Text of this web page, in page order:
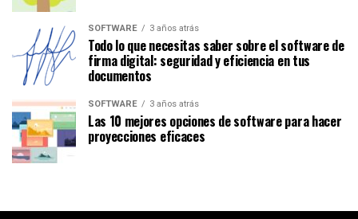
SOFTWARE 3 años atrás
Todo lo que necesitas saber sobre el software de
firma digital: seguridad y eficiencia en tus
documentos
SOFTWARE 3 años atrás
Las 10 mejores opciones de software para hacer
proyecciones eficaces